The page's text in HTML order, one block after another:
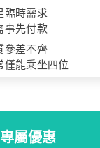
臨時需求
事先付款
參差不齊
僅能乘坐四位
屬優惠